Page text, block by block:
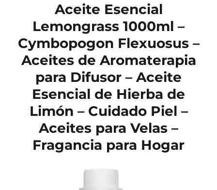
Aceite Esencial
Lemongrass 1000ml –
Cymbopogon Flexuosus –
Aceites de Aromaterapia
para Difusor – Aceite
Esencial de Hierba de
Limón – Cuidado Piel –
Aceites para Velas –
Fragancia para Hogar